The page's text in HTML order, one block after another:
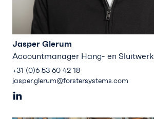
Jasper Glerum
Accountmanager Hang- en Sluitwerk
+31 (0)6 53 60 42 18
jasper.glerum@forstersystems.com